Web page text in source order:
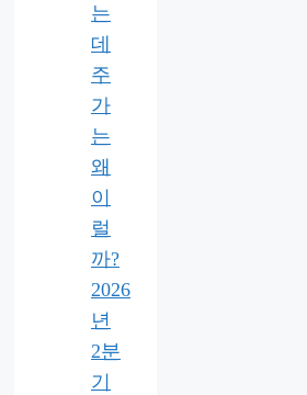
는
데
주
가
는
왜
이
럴
까?
2026
년
2분
기